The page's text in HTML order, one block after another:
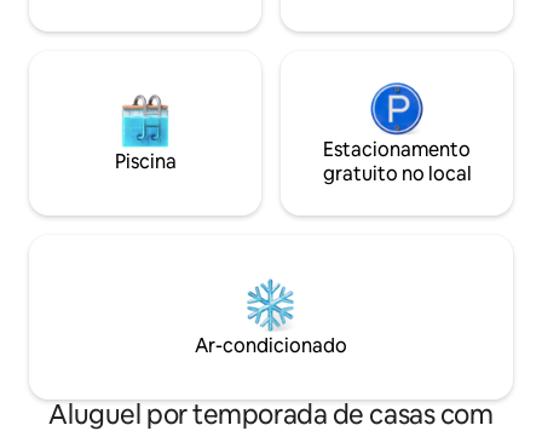
disponíveis
Piscina
Estacionamento
gratuito no local
Ar-condicionado
Aluguel por temporada de casas com